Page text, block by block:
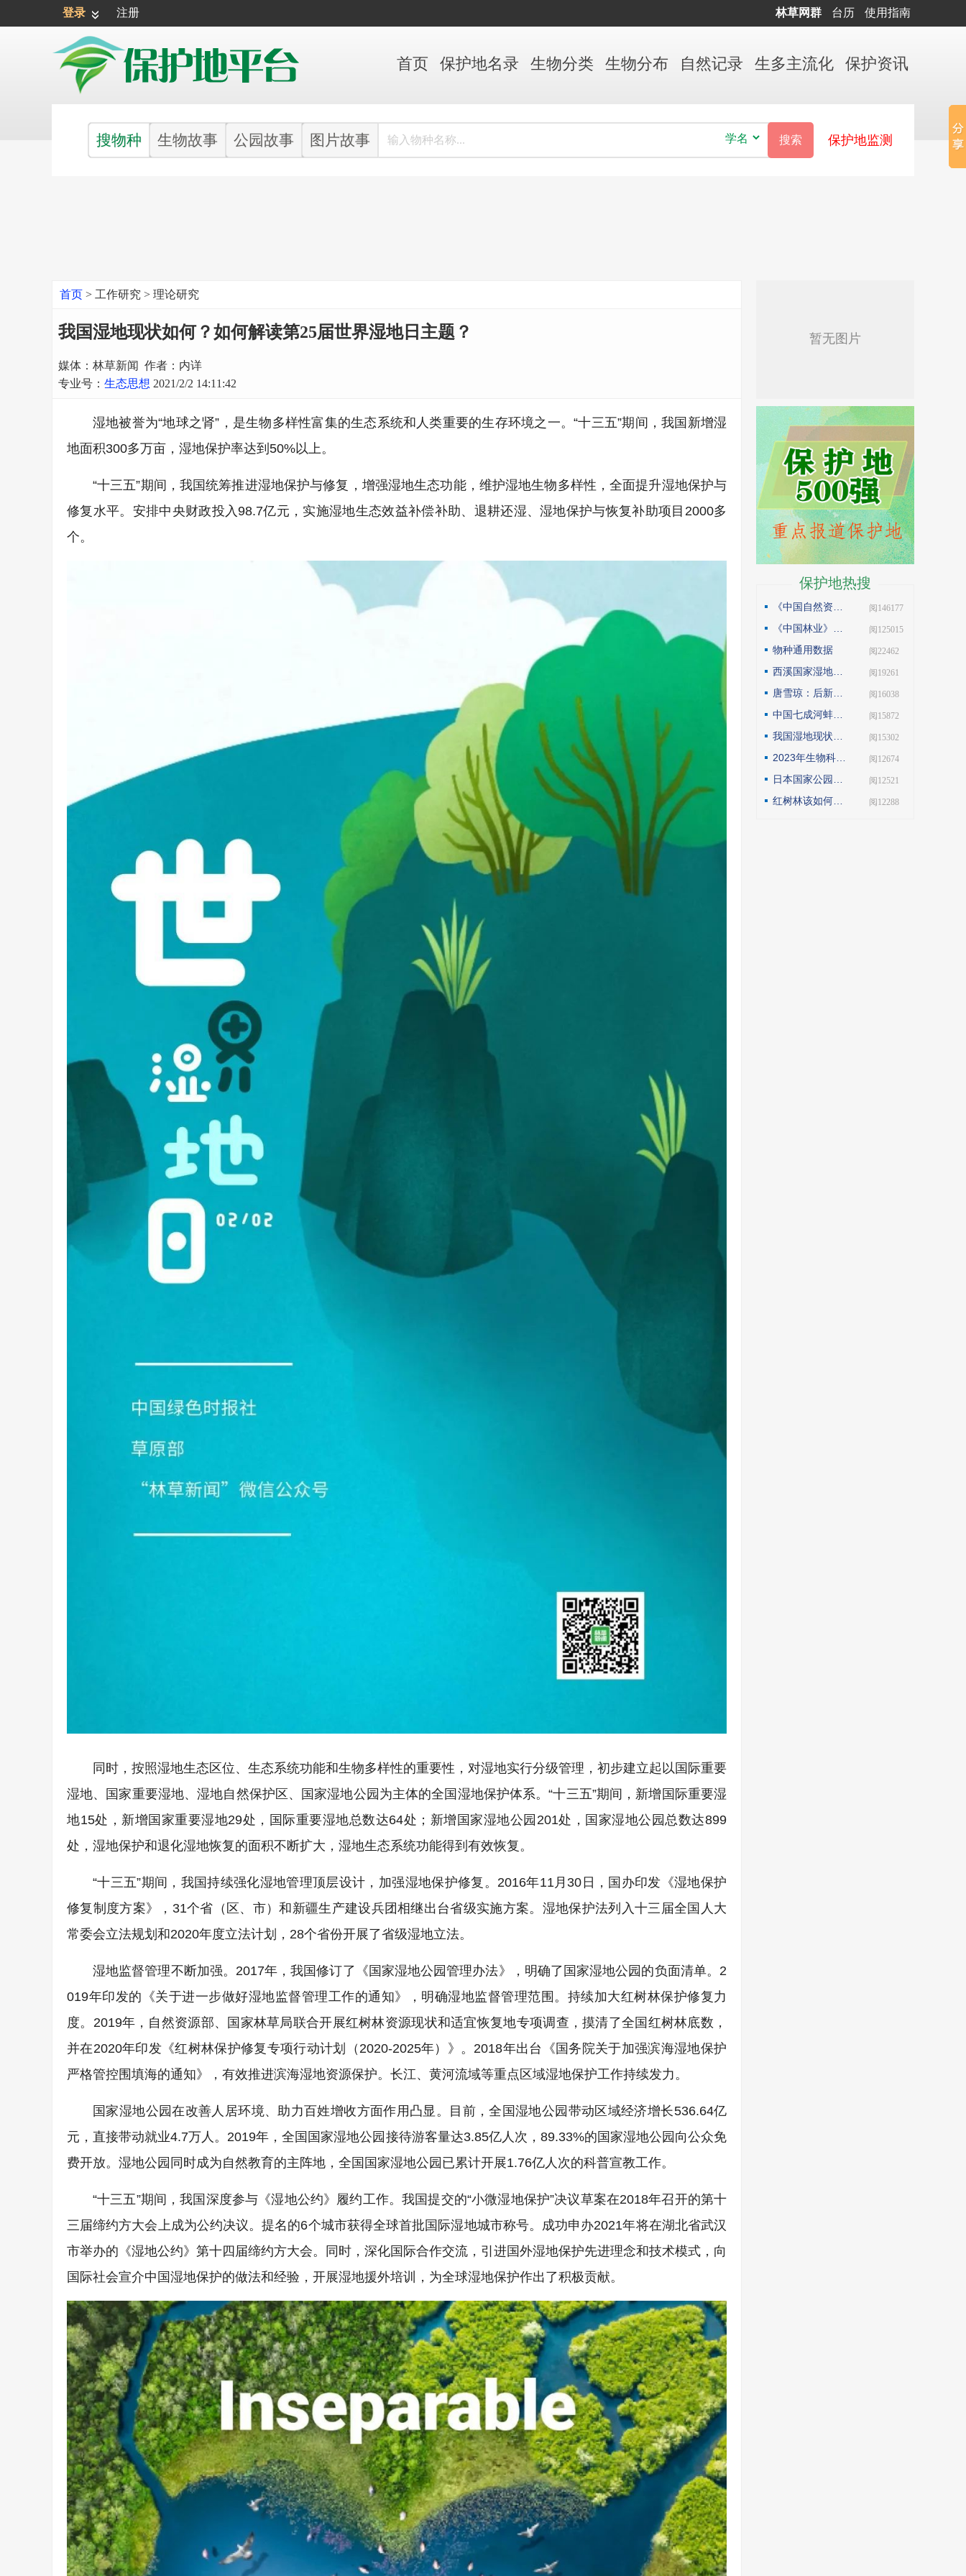
登录 注册 林草网群 台历 使用指南
首页 保护地名录 生物分类 生物分布 自然记录 生多主流化 保护资讯
搜物种 生物故事 公园故事 图片故事 保护地监测
首页 > 工作研究 > 理论研究
我国湿地现状如何？如何解读第25届世界湿地日主题？
媒体：林草新闻 作者：内详
专业号： 生态思想 2021/2/2 14:11:42
湿地被誉为“地球之肾”，是生物多样性富集的生态系统和人类重要的生存环境之一。“十三五”期间，我国新增湿
地面积300多万亩，湿地保护率达到50%以上。
“十三五”期间，我国统筹推进湿地保护与修复，增强湿地生态功能，维护湿地生物多样性，全面提升湿地保护与
修复水平。安排中央财政投入98.7亿元，实施湿地生态效益补偿补助、退耕还湿、湿地保护与恢复补助项目2000多
个。
同时，按照湿地生态区位、生态系统功能和生物多样性的重要性，对湿地实行分级管理，初步建立起以国际重要
湿地、国家重要湿地、湿地自然保护区、国家湿地公园为主体的全国湿地保护体系。“十三五”期间，新增国际重要湿
地15处，新增国家重要湿地29处，国际重要湿地总数达64处；新增国家湿地公园201处，国家湿地公园总数达899
处，湿地保护和退化湿地恢复的面积不断扩大，湿地生态系统功能得到有效恢复。
“十三五”期间，我国持续强化湿地管理顶层设计，加强湿地保护修复。2016年11月30日，国办印发《湿地保护
修复制度方案》，31个省（区、市）和新疆生产建设兵团相继出台省级实施方案。湿地保护法列入十三届全国人大
常委会立法规划和2020年度立法计划，28个省份开展了省级湿地立法。
湿地监督管理不断加强。2017年，我国修订了《国家湿地公园管理办法》，明确了国家湿地公园的负面清单。2
019年印发的《关于进一步做好湿地监督管理工作的通知》，明确湿地监督管理范围。持续加大红树林保护修复力
度。2019年，自然资源部、国家林草局联合开展红树林资源现状和适宜恢复地专项调查，摸清了全国红树林底数，
并在2020年印发《红树林保护修复专项行动计划（2020-2025年）》。2018年出台《国务院关于加强滨海湿地保护
严格管控围填海的通知》，有效推进滨海湿地资源保护。长江、黄河流域等重点区域湿地保护工作持续发力。
国家湿地公园在改善人居环境、助力百姓增收方面作用凸显。目前，全国湿地公园带动区域经济增长536.64亿
元，直接带动就业4.7万人。2019年，全国国家湿地公园接待游客量达3.85亿人次，89.33%的国家湿地公园向公众免
费开放。湿地公园同时成为自然教育的主阵地，全国国家湿地公园已累计开展1.76亿人次的科普宣教工作。
“十三五”期间，我国深度参与《湿地公约》履约工作。我国提交的“小微湿地保护”决议草案在2018年召开的第十
三届缔约方大会上成为公约决议。提名的6个城市获得全球首批国际湿地城市称号。成功申办2021年将在湖北省武汉
市举办的《湿地公约》第十四届缔约方大会。同时，深化国际合作交流，引进国外湿地保护先进理念和技术模式，向
国际社会宣介中国湿地保护的做法和经验，开展湿地援外培训，为全球湿地保护作出了积极贡献。
保护地热搜
| 阅146177
| 阅125015
物种通用数据 | 阅22462
| 阅19261
| 阅16038
| 阅15872
| 阅15302
| 阅12674
| 阅12521
| 阅12288